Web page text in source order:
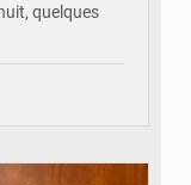
quelques